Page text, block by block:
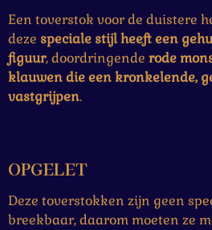
Een toverstok voor de duistere
deze speciale stijl heeft een
figuur, doordringende rode
klauwen die een kronkelende,
vastgrijpen.
OPGELET
Deze toverstokken zijn geen
breekbaar, daarom moeten ze